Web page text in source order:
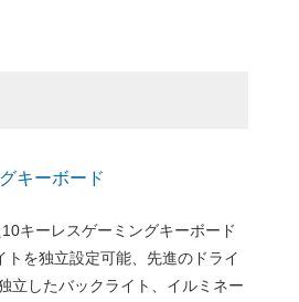
キーボード
キーレスゲーミングキーボード
を独立設定可能、先進のドライ
立したバックライト、イルミネー